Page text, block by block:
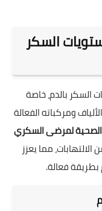
السكر
بالدم، خاصة
ومركباته الفعالة
لمرضى السكري
مما يعزز
فعالة.